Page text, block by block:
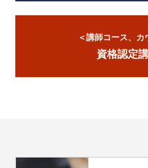
＜講師コース、
資格認定